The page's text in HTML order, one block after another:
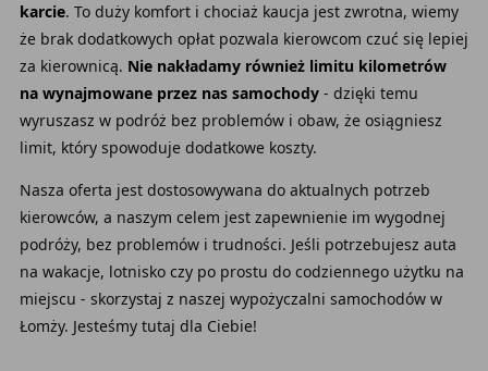
karcie. To duży komfort i chociaż kaucja jest zwrotna, wiemy
że brak dodatkowych opłat pozwala kierowcom czuć się lepiej
za kierownicą. Nie nakładamy również limitu kilometrów
na wynajmowane przez nas samochody- dzięki temu
wyruszasz w podróż bez problemów i obaw, że osiągniesz
limit, który spowoduje dodatkowe koszty.
Nasza oferta jest dostosowywana do aktualnych potrzeb
kierowców, a naszym celem jest zapewnienie im wygodnej
podróży, bez problemów i trudności. Jeśli potrzebujesz auta
na wakacje, lotnisko czy po prostu do codziennego użytku na
miejscu - skorzystaj z naszej wypożyczalni samochodów w
Łomży. Jesteśmy tutaj dla Ciebie!